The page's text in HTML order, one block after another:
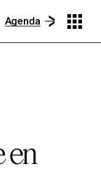
Agenda
en